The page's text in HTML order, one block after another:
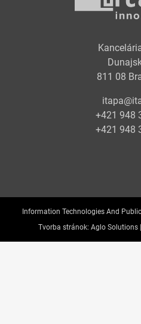
811 08
+421 948
+421 948
Information Technologies And
Tvorba stránok: Aglo Solutions |